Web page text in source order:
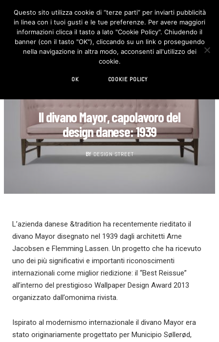
F
c
e
b
o
I
n
s
t
Il divano Mayor, capolavoro del
design danese: 1939
BY DESIGN STREET
L’azienda danese &tradition ha recentemente rieditato il
divano Mayor disegnato nel 1939 dagli architetti Arne
Jacobsen e Flemming Lassen. Un progetto che ha ricevuto
uno dei più significativi e importanti riconoscimenti
internazionali come miglior riedizione: il “Best Reissue”
all’interno del prestigioso Wallpaper Design Award 2013
organizzato dall’omonima rivista.
Ispirato al modernismo internazionale il divano Mayor era
stato originariamente progettato per Municipio Søllerød,
Questo sito utilizza cookie di “terze parti” per inviarti pubblicità
in linea con i tuoi gusti e le tue preferenze. Per avere maggiori
informazioni clicca il tasto a lato "Cookie Policy". Chiudendo il
banner (con il tasto "OK"), cliccando su un link o proseguendo
nella navigazione in altra modo, acconsenti all'utilizzo dei
cookie.
OK COOKIE POLICY